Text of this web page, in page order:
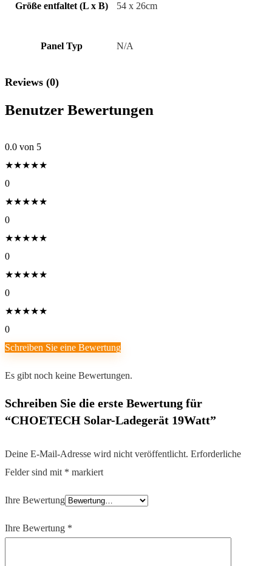
Größe ent­fal­tet (L x B) 54 x 26cm
Panel Typ N/A
Reviews (0)
Benutzer Bewertungen
0.0 von 5
★★★★★
0
★★★★★
0
★★★★★
0
★★★★★
0
★★★★★
0
Schreiben Sie eine Bewertung
Es gibt noch keine Bewertungen.
Schreiben Sie die erste Bewertung für
“CHOETECH Solar-Ladegerät 19Watt”
Deine E-Mail-Adresse wird nicht veröffentlicht. Erforderliche
Felder sind mit * markiert
Ihre Bewertung
Ihre Bewertung *